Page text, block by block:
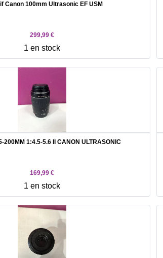
Canon 100mm Ultrasonic EF USM
299,99 €
1 en stock
200MM 1:4.5-5.6 II CANON ULTRASONIC
169,99 €
1 en stock